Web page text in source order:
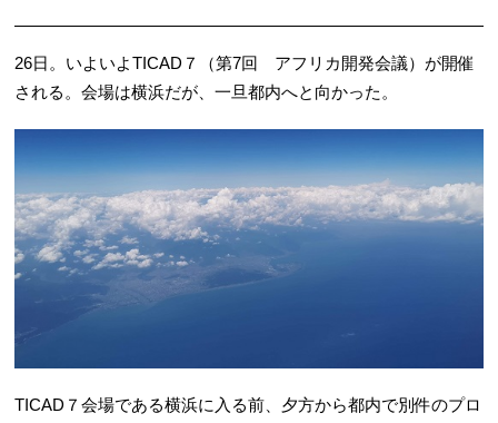
26日。いよいよTICAD７（第7回 アフリカ開発会議）が開催
される。会場は横浜だが、一旦都内へと向かった。
TICAD７会場である横浜に入る前、夕方から都内で別件のプロ